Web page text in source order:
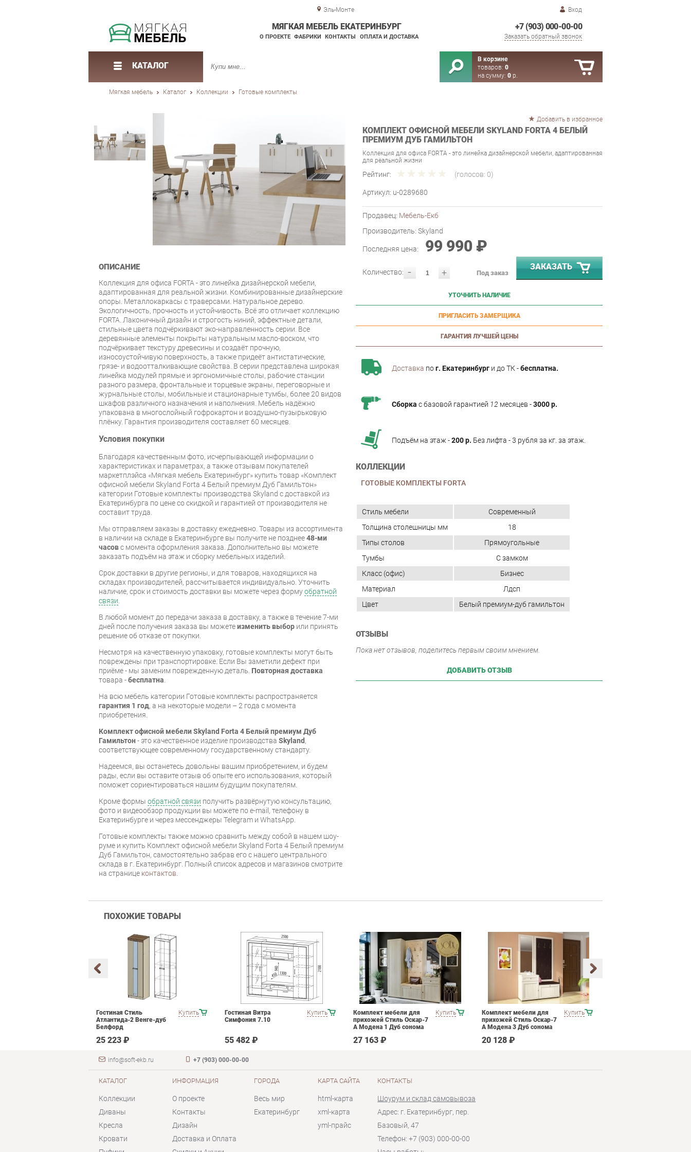
Эль-Монте Вход
+7 (903) 000-00-00
Заказать обратный звонок
МЯГКАЯ МЕБЕЛЬ ЕКАТЕРИНБУРГ
О ПРОЕКТЕ ФАБРИКИ КОНТАКТЫ ОПЛАТА И ДОСТАВКА
КАТАЛОГ
В корзине
товаров: 0
на сумму: 0 р.
Мягкая мебель Каталог Коллекции Готовые комплекты
Добавить в избранное
КОМПЛЕКТ ОФИСНОЙ МЕБЕЛИ SKYLAND FORTA 4 БЕЛЫЙ
ПРЕМИУМ ДУБ ГАМИЛЬТОН
Коллекция для офиса FORTA - это линейка дизайнерской мебели, адаптированная
для реальной жизни
Рейтинг: (голосов: 0)
Артикул: u-0289680
Продавец: Мебель-Екб
Производитель: Skyland
Последняя цена: 99 990 ₽
- +
Количество: Под заказ
ЗАКАЗАТЬ
УТОЧНИТЬ НАЛИЧИЕ
ПРИГЛАСИТЬ ЗАМЕРЩИКА
ГАРАНТИЯ ЛУЧШЕЙ ЦЕНЫ
Доставка пог. Екатеринбург и до ТК -бесплатна.
Сборка с базовой гарантией 12 месяцев -3000 р.
Подъём на этаж -200 р. Без лифта - 3 рубля за кг. за этаж.
КОЛЛЕКЦИИ
ГОТОВЫЕ КОМПЛЕКТЫ FORTA
ОПИСАНИЕ
Коллекция для офиса FORTA - это линейка дизайнерской мебели,
адаптированная для реальной жизни. Комбинированные дизайнерские
опоры. Металлокаркасы с траверсами. Натуральное дерево.
Экологичность, прочность и устойчивость. Всё это отличает коллекцию
FORTA. Лаконичный дизайн и строгость ниний, эффектные детали,
стильные цвета подчёркивают эко-направленность серии. Все
деревянные элементы покрыты натуральным масло-воском, что
подчёркивает текстуру древесины и создаёт прочную,
износоустойчивую поверхность, а также придеёт антистатические,
грязе- и водоотталкивающие свойства. В серии представлена широкая
линейка модулей прямые и эргономичные столы, рабочие станции
разного размера, фронтальные и торцевые экраны, переговорные и
журнальные столы, мобильные и стационарные тумбы, более 20 видов
шкафов различного назначения и наполнения. Мебель надёжно
упакована в многослойный гофрокартон и воздушно-пузырьковую
плёнку. Гарантия производителя составляет 60 месяцев.
Условия покупки
Благодаря качественным фото, исчерпывающей информации о
характеристиках и параметрах, а также отзывам покупателей
маркетплэйса «Мягкая мебель Екатеринбург» купить товар «Комплект
офисной мебели Skyland Forta 4 Белый премиум Дуб Гамильтон»
категории Готовые комплекты производства Skyland с доставкой из
Екатеринбурга по цене со скидкой и гарантией от производителя не
составит труда.
Мы отправляем заказы в доставку ежедневно. Товары из ассортимента
в наличии на складе в Екатеринбурге вы получите не позднее48-ми
часовс момента оформления заказа. Дополнительно вы можете
заказать подъём на этаж и сборку мебельных изделий.
Срок доставки в другие регионы, и для товаров, находящихся на
складах производителей, рассчитывается индивидуально. Уточнить
наличие, срок и стоимость доставки вы можете через формуобратной
связи.
В любой момент до передачи заказа в доставку, а также в течение 7-ми
дней после получения заказа вы можетеизменить выбор или принять
решение об отказе от покупки.
Несмотря на качественную упаковку, готовые комплекты могут быть
повреждены при транспортировке. Если Вы заметили дефект при
приёме - мы заменим поврежденную деталь. Повторная доставка
товара -бесплатна.
На всю мебель категории Готовые комплекты распространяется
гарантия 1 год, а на некоторые модели – 2 года с момента
приобретения.
Комплект офисной мебели Skyland Forta 4 Белый премиум Дуб
Гамильтон- это качественное изделие производства Skyland,
соответствующее современному государственному стандарту.
Надеемся, вы останетесь довольны вашим приобретением, и будем
рады, если вы оставите отзыв об опыте его использования, который
поможет сориентироваться нашим будущим покупателям.
Кроме формы обратной связи получить развёрнутую консультацию,
фото и видеообзор продукции вы можете по e-mail, телефону в
Екатеринбурге и через мессенджеры Telegram и WhatsApp.
Готовые комплекты также можно сравнить между собой в нашем шоу-
руме и купить Комплект офисной мебели Skyland Forta 4 Белый премиум
Дуб Гамильтон, самостоятельно забрав его с нашего центрального
склада в г. Екатеринбург. Полный список адресов и магазинов смотрите
на странице контактов.
Стиль мебели
Современный
Толщина столешницы мм
18
Типы столов
Прямоугольные
Тумбы
С замком
Класс (офис)
Бизнес
Материал
Лдсп
Цвет
Белый премиум-дуб гамильтон
ОТЗЫВЫ
Пока нет отзывов, поделитесь первым своим мнением.
ДОБАВИТЬ ОТЗЫВ
ПОХОЖИЕ ТОВАРЫ
Купить
Гостиная Стиль
Атлантида-2 Венге-дуб
Белфорд
25 223 ₽
Купить
Гостиная Витра
Симфония 7.10
55 482 ₽
Купить
Комплект мебели для
прихожей Стиль Оскар-7
А Модена 1 Дуб сонома
27 163 ₽
Купить
Комплект мебели для
прихожей Стиль Оскар-7
А Модена 3 Дуб сонома
20 128 ₽
info@soft-ekb.ru +7 (903) 000-00-00
КАТАЛОГ
Коллекции
Диваны
Кресла
Кровати
ИНФОРМАЦИЯ
О проекте
Контакты
Дизайн
Доставка и Оплата
ГОРОДА
Весь мир
Екатеринбург
КАРТА САЙТА
html-карта
xml-карта
yml-прайс
КОНТАКТЫ
Шоурум и склад самовывоза
Адрес: г. Екатеринбург, пер.
Базовый, 47
Телефон: +7 (903) 000-00-00